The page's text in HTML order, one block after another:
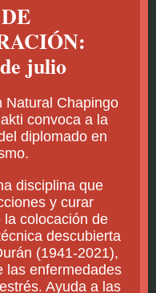
julio
Natural Chapingo
convoca a la
diplomado en
disciplina que
y curar
colocación de
descubierta
(1941-2021),
las enfermedades
Ayuda a las